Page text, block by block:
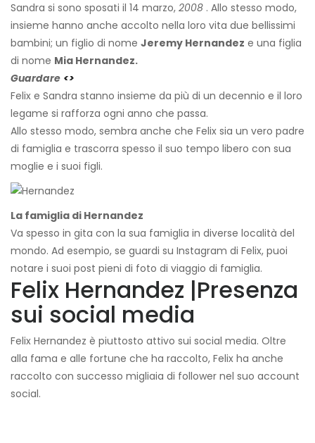
Sandra si sono sposati il ​​14 marzo, 2008 . Allo stesso modo,
insieme hanno anche accolto nella loro vita due bellissimi
bambini; un figlio di nome Jeremy Hernandez e una figlia
di nome Mia Hernandez.
Guardare <>
Felix e Sandra stanno insieme da più di un decennio e il loro
legame si rafforza ogni anno che passa.
Allo stesso modo, sembra anche che Felix sia un vero padre
di famiglia e trascorra spesso il suo tempo libero con sua
moglie e i suoi figli.
La famiglia di Hernandez
Va spesso in gita con la sua famiglia in diverse località del
mondo. Ad esempio, se guardi su Instagram di Felix, puoi
notare i suoi post pieni di foto di viaggio di famiglia.
Felix Hernandez |Presenza
sui social media
Felix Hernandez è piuttosto attivo sui social media. Oltre
alla fama e alle fortune che ha raccolto, Felix ha anche
raccolto con successo migliaia di follower nel suo account
social.